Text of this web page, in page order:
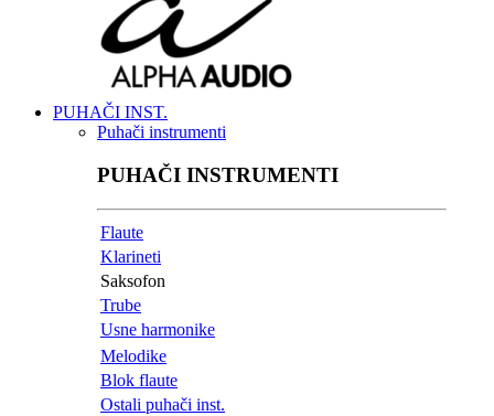
PUHAČI INST.
Puhači instrumenti
PUHAČI INSTRUMENTI
Flaute
Klarineti
Saksofon
Trube
Usne harmonike
Melodike
Blok flaute
Ostali puhači inst.